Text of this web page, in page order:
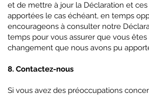
et de mettre à jour la Déclaration et
apportées le cas échéant, en temps
encourageons à consulter notre
temps pour vous assurer que vous
changement que nous avons pu
8. Contactez-nous
Si vous avez des préoccupations